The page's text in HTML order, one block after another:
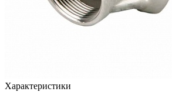
Характеристики